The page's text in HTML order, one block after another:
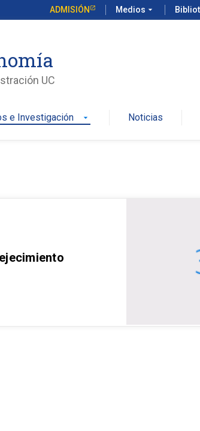
ADMISIÓN Medios arrow_drop_down
UC
e Investigación arrow_drop_down Noticias